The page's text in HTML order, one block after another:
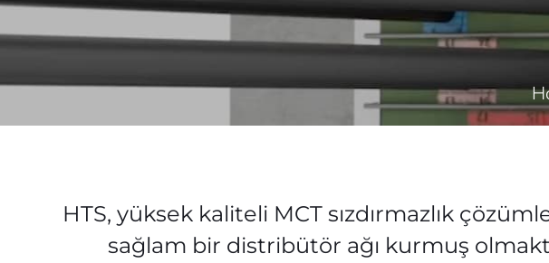
HTS, yüksek kaliteli MCT sızdırmazlık
sağlam bir distribütör ağı kurmuş